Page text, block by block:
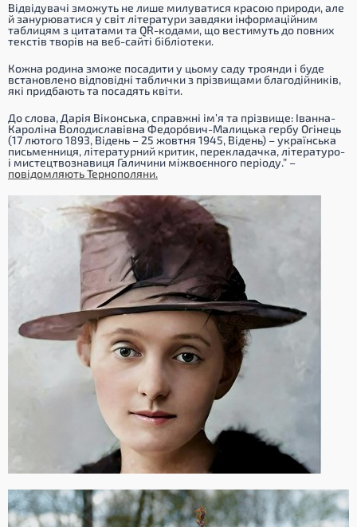
Відвідувачі зможуть не лише милуватися красою природи, але
й занурюватися у світ літератури завдяки інформаційним
таблицям з цитатами та QR-кодами, що вестимуть до повних
текстів творів на веб-сайті бібліотеки.
Кожна родина зможе посадити у цьому саду троянди і буде
встановлено відповідні таблички з прізвищами благодійників,
які придбають та посадять квіти.
До слова, Дарія Віконська, справжні ім’я та прізвище: Іванна-
Кароліна Володиславівна Федорóвич-Малицька гербу Огінець
(17 лютого 1893, Відень – 25 жовтня 1945, Відень) – українська
письменниця, літературний критик, перекладачка, літературо-
і мистецтвознавиця Галичини міжвоєнного періоду.” –
повідомляють Тернополяни.